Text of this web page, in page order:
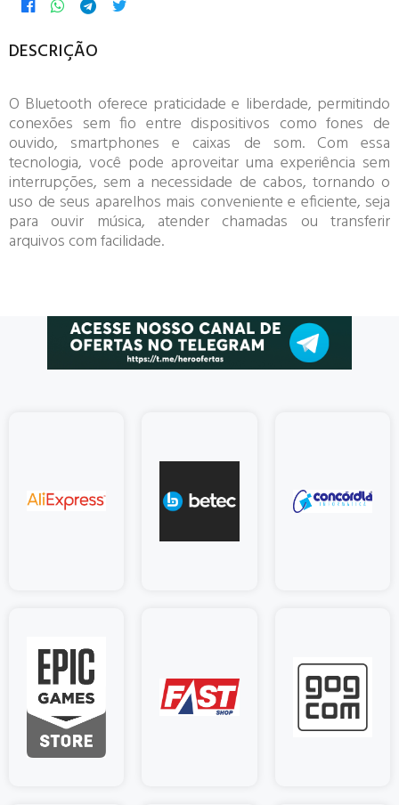
DESCRIÇÃO
O Bluetooth oferece praticidade e liberdade, permitindo
conexões sem fio entre dispositivos como fones de
ouvido, smartphones e caixas de som. Com essa
tecnologia, você pode aproveitar uma experiência sem
interrupções, sem a necessidade de cabos, tornando o
uso de seus aparelhos mais conveniente e eficiente, seja
para ouvir música, atender chamadas ou transferir
arquivos com facilidade.